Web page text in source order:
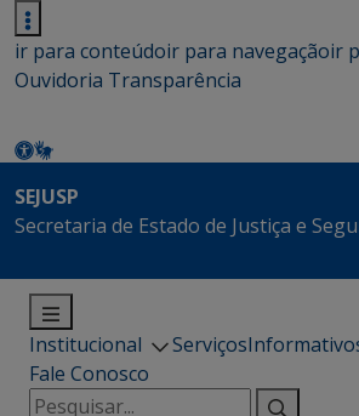
ir para conteúdoir para navegaçãoir
Ouvidoria Transparência
SEJUSP
Secretaria de Estado de Justiça e
Institucional Serviços
Fale Conosco
Pesquisar